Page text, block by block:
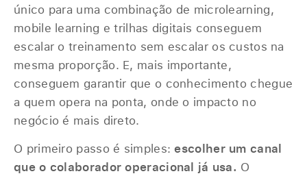
único para uma combinação de microlearning,
mobile learning e trilhas digitais conseguem
escalar o treinamento sem escalar os custos na
mesma proporção. E, mais importante,
conseguem garantir que o conhecimento chegue
a quem opera na ponta, onde o impacto no
negócio é mais direto.
O primeiro passo é simples:escolher um canal
que o colaborador operacional já usa. O